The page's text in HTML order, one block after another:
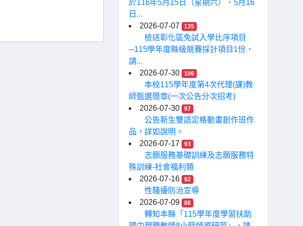
於116年5月15日（星期六）、5月16
日...
2026-07-07
135
檢送彰化區免試入學比序項目
─115學年度縣級競賽採計項目1份，
請...
2026-07-30
106
本校115學年度第4次代理(課)教
師甄選簡章(一次公告分次招考)
2026-07-30
97
公告新生雙語定格動畫創作班作
品，詳如說明。
2026-07-17
93
志願服務基礎訓練及志願服務特
殊訓練-社會福利類
2026-07-16
92
性騷擾防治宣導
2026-07-09
88
轉知本縣「115學年度學習扶助